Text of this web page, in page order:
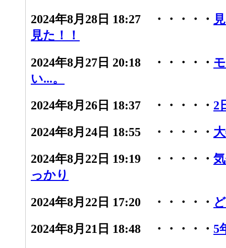
2024年8月28日 18:27 ・・・・・
見た！！
2024年8月27日 20:18 ・・・・・
い...。
2024年8月26日 18:37 ・・・・・ 2
2024年8月24日 18:55 ・・・・・
2024年8月22日 19:19 ・・・・・
っかり
2024年8月22日 17:20 ・・・・・
2024年8月21日 18:48 ・・・・・ 5